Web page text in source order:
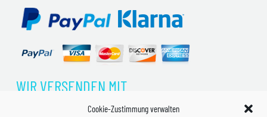
Cookie-Zustimmung verwalten
WIR VERSENDEN MIT